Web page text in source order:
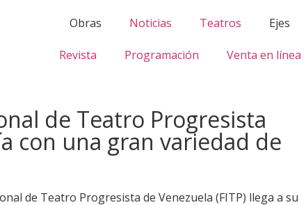
Obras Noticias Teatros Ejes
Revista Programación Venta en línea
de Teatro Progresista
con una gran variedad de
de Teatro Progresista de Venezuela (FITP) llega a su